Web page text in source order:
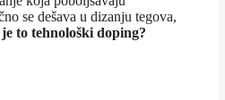
se dešava u dizanju tegova,
to tehnološki doping?